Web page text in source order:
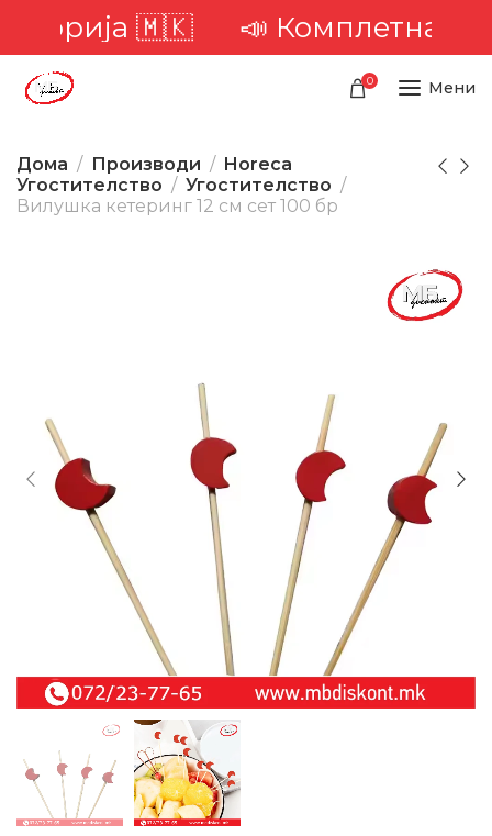
🇲🇰📣 Комплетна
0 Мени
Дома Производи
Horeca
Угостителство
Угостителство
Вилушка кетеринг 12 см сет 100 бр